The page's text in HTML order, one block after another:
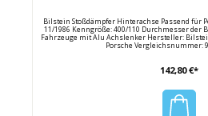
Bilstein Stoßdämpfer Hinterachse Passend für
11/1986 Kenngröße: 400/110 Durchmesser der
Fahrzeuge mit Alu Achslenker Hersteller:
Porsche Vergleichsnummer:
142,80 €*